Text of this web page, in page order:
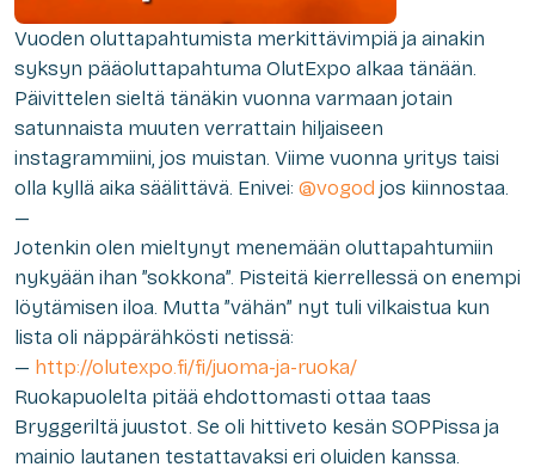
Vuoden oluttapahtumista merkittävimpiä ja ainakin
syksyn pääoluttapahtuma OlutExpo alkaa tänään.
Päivittelen sieltä tänäkin vuonna varmaan jotain
satunnaista muuten verrattain hiljaiseen
instagrammiini, jos muistan. Viime vuonna yritys taisi
olla kyllä aika säälittävä. Enivei: @vogod jos kiinnostaa.
—
Jotenkin olen mieltynyt menemään oluttapahtumiin
nykyään ihan ”sokkona”. Pisteitä kierrellessä on enempi
löytämisen iloa. Mutta ”vähän” nyt tuli vilkaistua kun
lista oli näppärähkösti netissä:
— http://olutexpo.fi/fi/juoma-ja-ruoka/
Ruokapuolelta pitää ehdottomasti ottaa taas
Bryggeriltä juustot. Se oli hittiveto kesän SOPPissa ja
mainio lautanen testattavaksi eri oluiden kanssa.